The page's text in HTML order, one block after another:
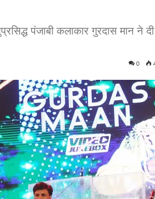
पंजाबी कलाकार गुरदास मान ने
0